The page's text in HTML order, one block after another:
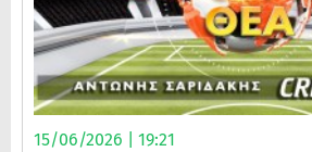
15/06/2026 | 19:21